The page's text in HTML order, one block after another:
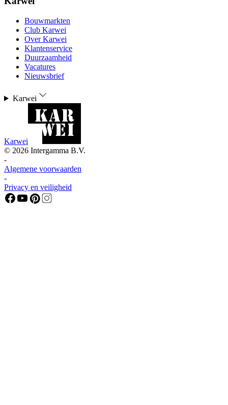
Bouwmarkten
Club Karwei
Over Karwei
Klantenservice
Duurzaamheid
Vacatures
Nieuwsbrief
Karwei
Karwei
© 2026 Intergamma B.V.
-
Algemene voorwaarden
-
Privacy en veiligheid